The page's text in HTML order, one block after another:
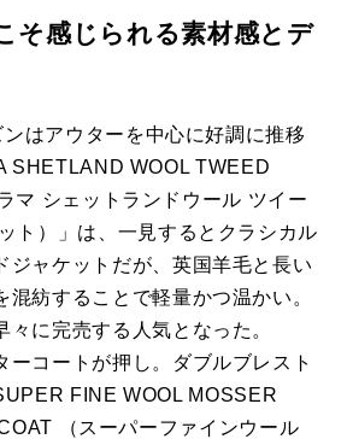
そ感じられる素材感とデ
はアウターを中心に好調に推移
SHETLAND WOOL TWEED
マ シェットランドウール ツイー
ト）」は、一見するとクラシカル
ジャケットだが、英国羊毛と長い
混紡することで軽量かつ温かい。
々に完売する人気となった。
ーコートが押し。ダブルブレスト
FINE WOOL MOSSER
（スーパーファインウール